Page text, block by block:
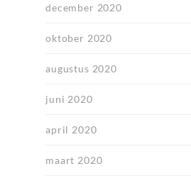
december 2020
oktober 2020
augustus 2020
juni 2020
april 2020
maart 2020